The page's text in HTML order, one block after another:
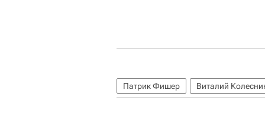
Патрик Фишер Виталий